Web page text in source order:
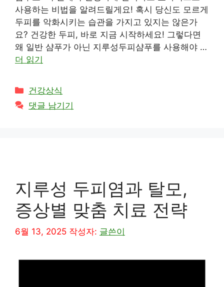
사용하는 비법을 알려드릴게요! 혹시 당신도 모르게
두피를 악화시키는 습관을 가지고 있지는 않은가
요? 건강한 두피, 바로 지금 시작하세요! 그렇다면
왜 일반 샴푸가 아닌 지루성두피샴푸를 사용해야 …
더 읽기
카
테
고
건강상식
댓글 남기기
지루성 두피염과 탈모,
증상별 맞춤 치료 전략
6월 13, 2025 작성자: 글쓴이